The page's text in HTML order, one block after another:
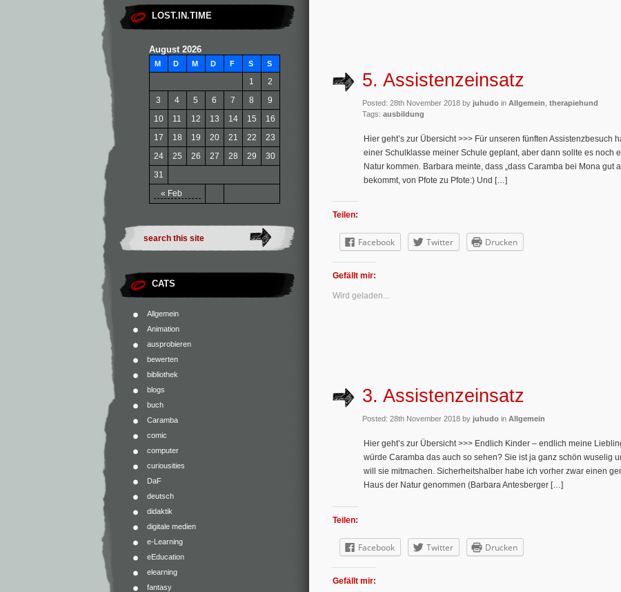
LOST.IN.TIME
August 2026
M D M D F S S
« Feb
1
2
3
4 5 6 7 8
9
10
11 12 13 14 15
16
17
18 19 20 21 22
23
24
25 26 27 28 29
30
31
CATS
Allgemein
Animation
ausprobieren
bewerten
bibliothek
blogs
buch
Caramba
comic
computer
curiousities
DaF
deutsch
didaktik
digitale medien
e-Learning
eEducation
elearning
fantasy
5. Assistenzeinsatz
Posted: 28th November 2018 by juhudo in Allgemein therapiehund
Tags: ausbildung
Hier geht’s zur Übersicht >>> Für unseren fünften Assistenzbesuch
einer Schulklasse meiner Schule geplant, aber dann sollte es noch
Natur kommen. Barbara meinte, dass „dass Caramba bei Mona gut
bekommt, von Pfote zu Pfote:) Und […]
Teilen:
Facebook Twitter Drucken
Gefällt mir:
Wird geladen...
3. Assistenzeinsatz
Posted: 28th November 2018 by juhudo in Allgemein
Hier geht’s zur Übersicht >>> Endlich Kinder – endlich meine
würde Caramba das auch so sehen? Sie ist ja ganz schön wuselig
will sie mitmachen. Sicherheitshalber habe ich vorher zwar einen
Haus der Natur genommen (Barbara Antesberger […]
Teilen:
Facebook Twitter Drucken
Gefällt mir: